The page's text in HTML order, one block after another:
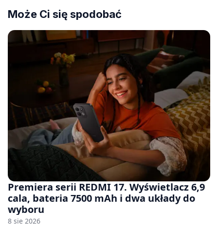
Może Ci się spodobać
Premiera serii REDMI 17. Wyświetlacz 6,9
cala, bateria 7500 mAh i dwa układy do
wyboru
8 sie 2026